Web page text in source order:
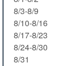
8/3-8/9
8/10-8/16
8/17-8/23
8/24-8/30
8/31